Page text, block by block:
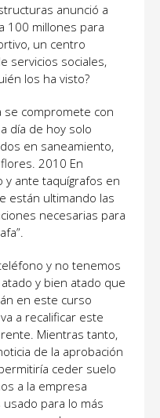
anunció a
100 millones para
un centro
servicios sociales,
los ha visto?
se compromete con
día de hoy solo
en saneamiento,
2010 En
y ante taquígrafos en
están ultimando las
necesarias para
y no tenemos
y bien atado que
en este curso
a recalificar este
Mientras tanto,
de la aprobación
ceder suelo
a la empresa
para lo más